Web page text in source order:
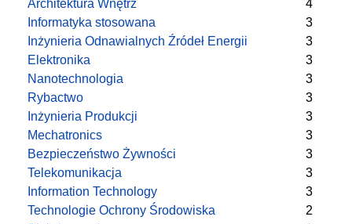
Architektura Wnętrz
4
Informatyka stosowana
3
Inżynieria Odnawialnych Źródeł Energii
3
Elektronika
3
Nanotechnologia
3
Rybactwo
3
Inżynieria Produkcji
3
Mechatronics
3
Bezpieczeństwo Żywności
3
Telekomunikacja
3
Information Technology
3
Technologie Ochrony Środowiska
2